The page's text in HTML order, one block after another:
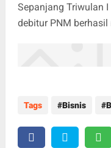
Sepanjang Triwulan
debitur PNM
Tags Bisnis